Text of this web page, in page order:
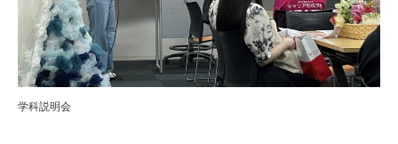
学科説明会